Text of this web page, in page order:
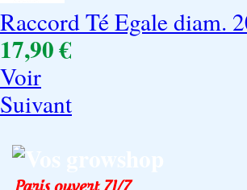
Raccord Té Egale diam.
17,90 €
Voir
Suivant